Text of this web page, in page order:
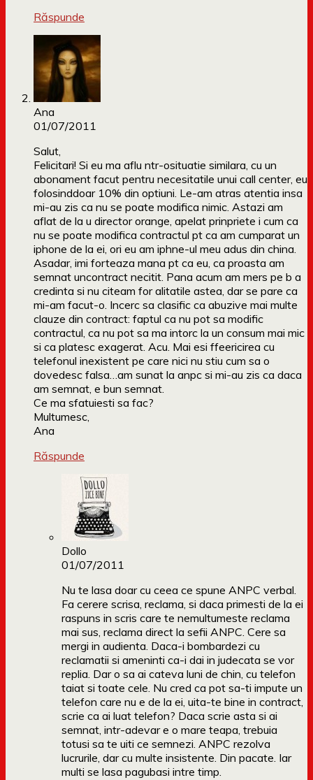
Răspunde
Ana
01/07/2011
Salut,
Felicitari! Si eu ma aflu ntr-osituatie similara, cu un
abonament facut pentru necesitatile unui call center, eu
folosinddoar 10% din optiuni. Le-am atras atentia insa
mi-au zis ca nu se poate modifica nimic. Astazi am
aflat de la u director orange, apelat prinpriete i cum ca
nu se poate modifica contractul pt ca am cumparat un
iphone de la ei, ori eu am iphne-ul meu adus din china.
Asadar, imi forteaza mana pt ca eu, ca proasta am
semnat uncontract necitit. Pana acum am mers pe b a
credinta si nu citeam for alitatile astea, dar se pare ca
mi-am facut-o. Incerc sa clasific ca abuzive mai multe
clauze din contract: faptul ca nu pot sa modific
contractul, ca nu pot sa ma intorc la un consum mai mic
si ca platesc exagerat. Acu. Mai esi ffeericirea cu
telefonul inexistent pe care nici nu stiu cum sa o
dovedesc falsa…am sunat la anpc si mi-au zis ca daca
am semnat, e bun semnat.
Ce ma sfatuiesti sa fac?
Multumesc,
Ana
Răspunde
Dollo
01/07/2011
Nu te lasa doar cu ceea ce spune ANPC verbal.
Fa cerere scrisa, reclama, si daca primesti de la ei
raspuns in scris care te nemultumeste reclama
mai sus, reclama direct la sefii ANPC. Cere sa
mergi in audienta. Daca-i bombardezi cu
reclamatii si ameninti ca-i dai in judecata se vor
replia. Dar o sa ai cateva luni de chin, cu telefon
taiat si toate cele. Nu cred ca pot sa-ti impute un
telefon care nu e de la ei, uita-te bine in contract,
scrie ca ai luat telefon? Daca scrie asta si ai
semnat, intr-adevar e o mare teapa, trebuia
totusi sa te uiti ce semnezi. ANPC rezolva
lucrurile, dar cu multe insistente. Din pacate. Iar
multi se lasa pagubasi intre timp.